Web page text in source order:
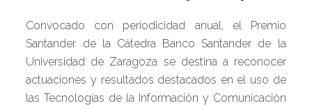
Convocado con periodicidad anual, el Premio
Santander de la Cátedra Banco Santander de la
Universidad de Zaragoza se destina a reconocer
actuaciones y resultados destacados en el uso de
las Tecnologías de la Información y Comunicación